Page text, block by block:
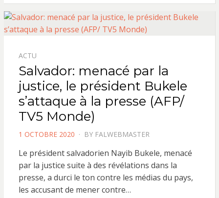
ACTU
Salvador: menacé par la
justice, le président Bukele
s’attaque à la presse (AFP/
TV5 Monde)
POSTED
1 OCTOBRE 2020 BY FALWEBMASTER
Le président salvadorien Nayib Bukele, menacé
par la justice suite à des révélations dans la
presse, a durci le ton contre les médias du pays,
les accusant de mener contre…